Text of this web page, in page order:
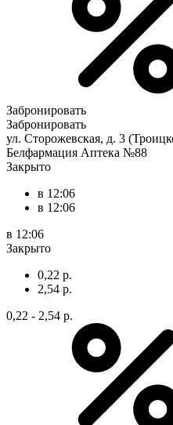
Забронировать
Забронировать
ул. Сторожевская, д. 3
Белфармация Аптека №88
Закрыто
в 12:06
в 12:06
в 12:06
Закрыто
0,22 р.
2,54 р.
0,22 - 2,54 р.